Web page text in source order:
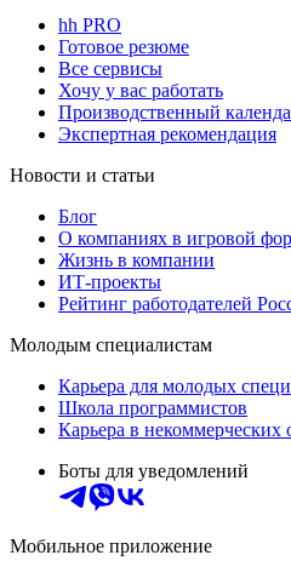
hh PRO
Готовое резюме
Все сервисы
Хочу у вас работать
Производственный
Экспертная рекомендация
Новости и статьи
Блог
О компаниях в игровой
Жизнь в компании
ИТ-проекты
Рейтинг работодателей
Молодым специалистам
Карьера для молодых
Школа программистов
Карьера в некоммерческих
Боты для уведомлений
Мобильное приложение